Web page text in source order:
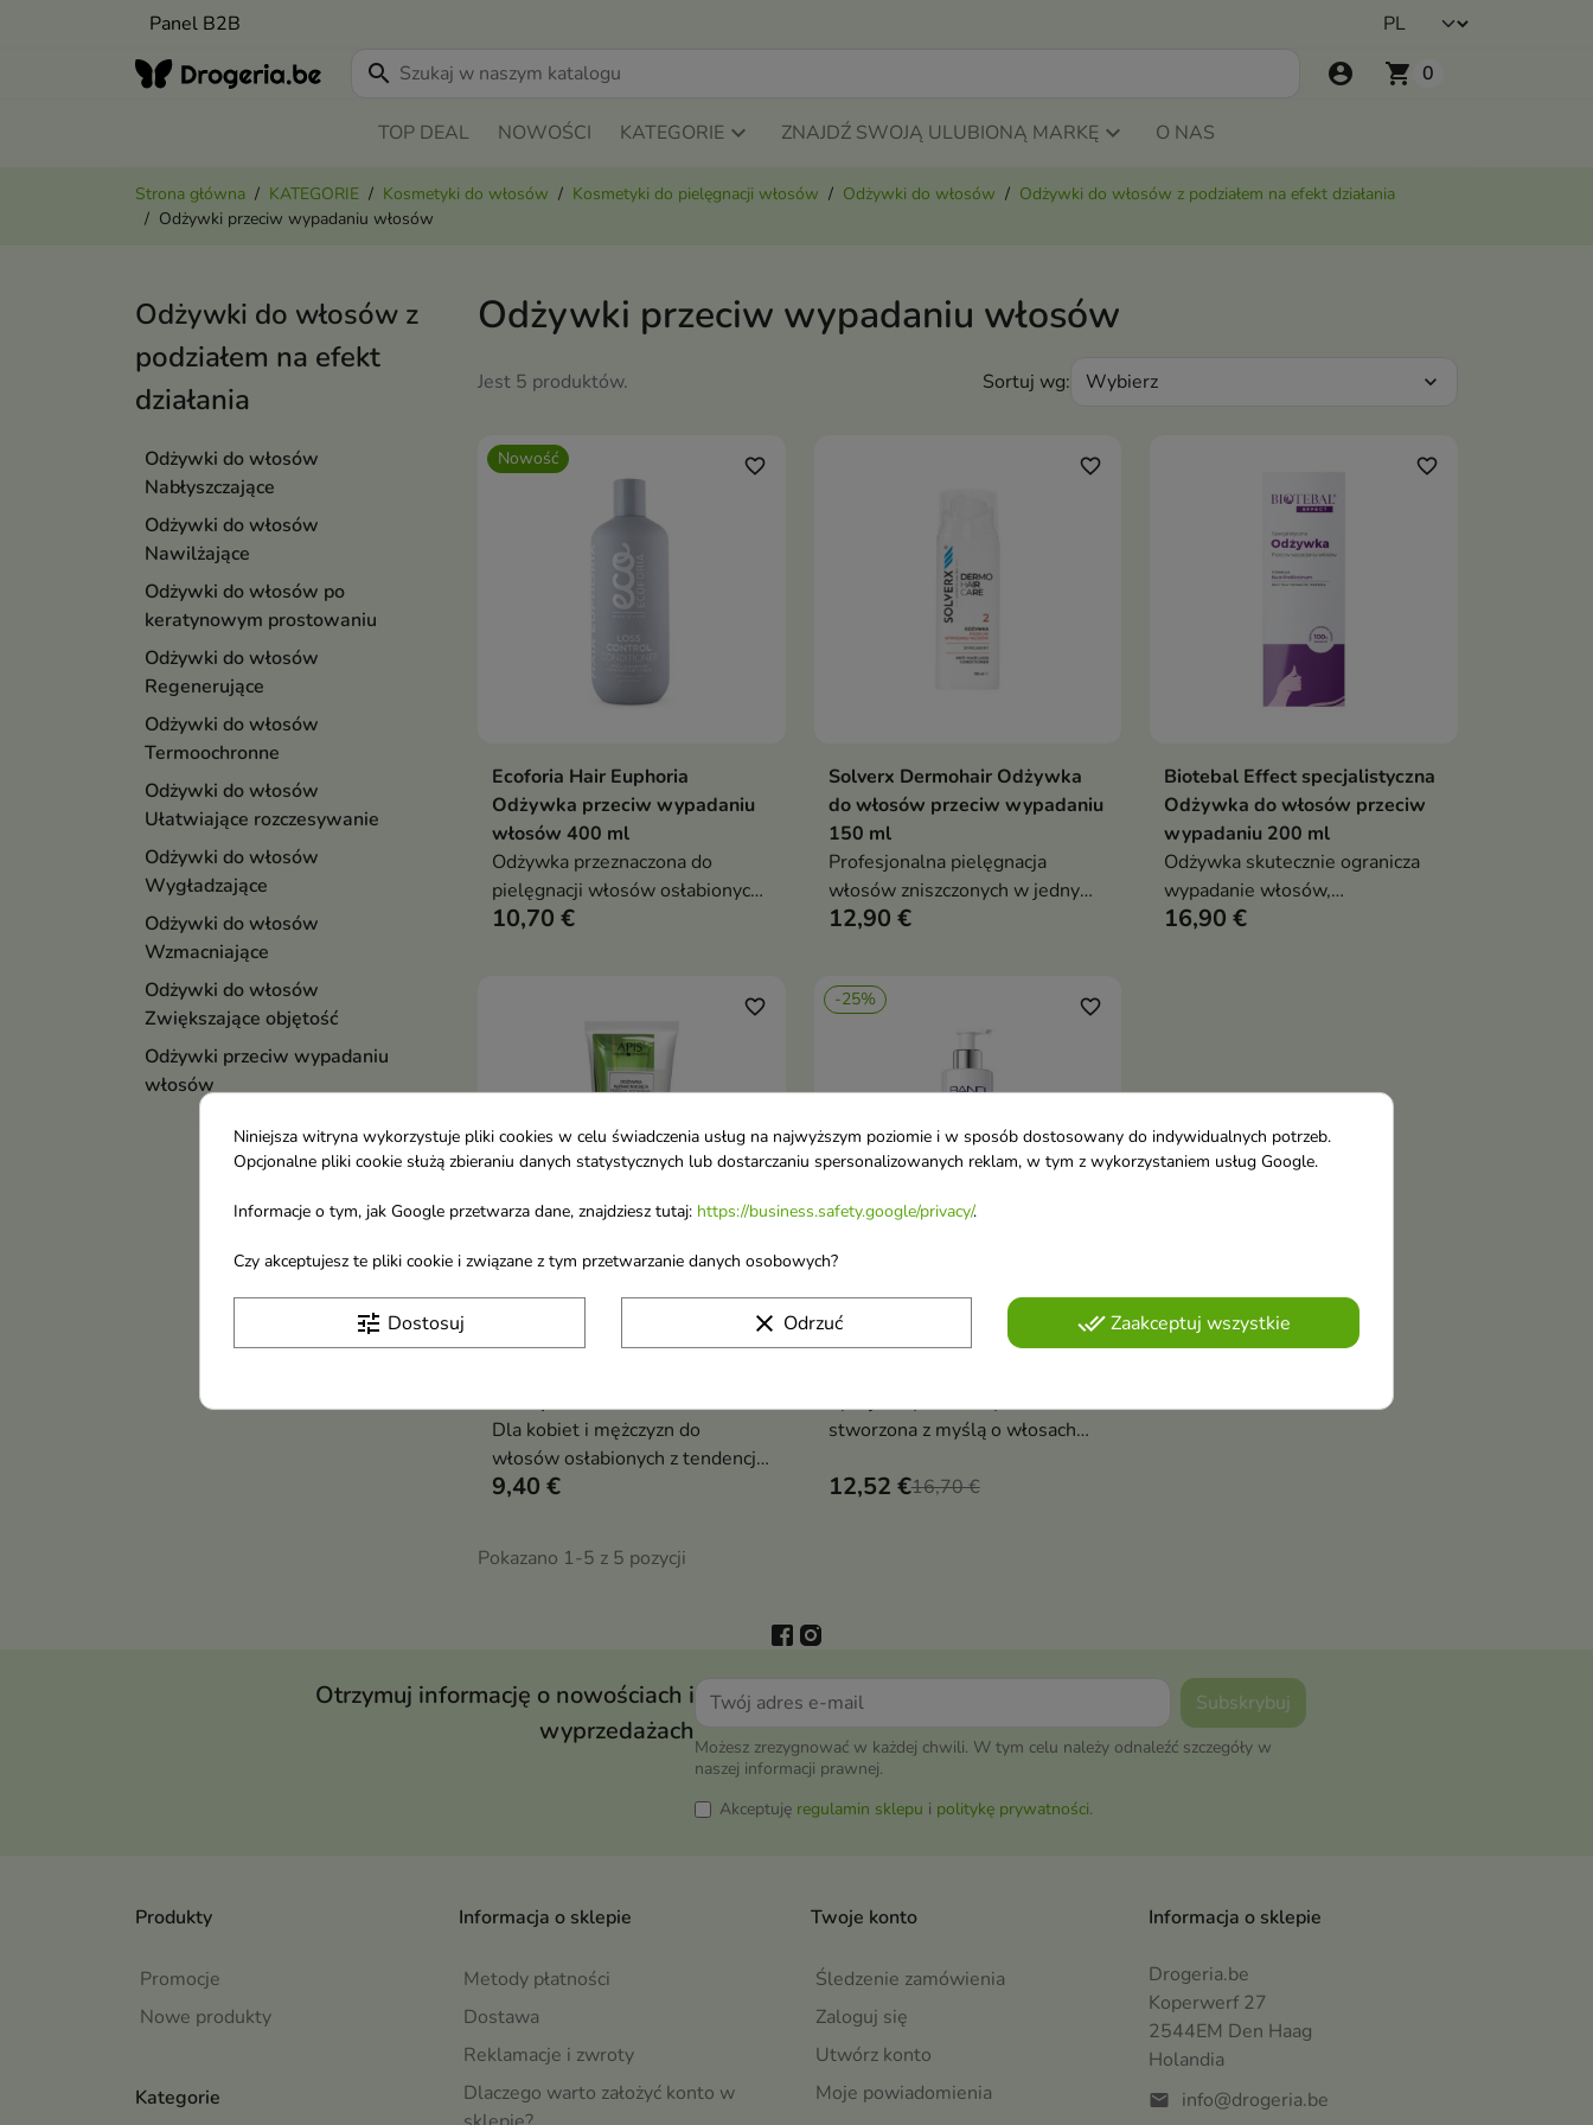
Panel B2B
search account_circle shopping_cart 0
TOP DEAL NOWOŚCI KATEGORIE ZNAJDŹ SWOJĄ ULUBIONĄ MARKĘ O NAS
Strona główna KATEGORIE Kosmetyki do włosów Kosmetyki do pielęgnacji włosów Odżywki do włosów
Odżywki do włosów z podziałem na efekt działania
Odżywki przeciw wypadaniu włosów
Odżywki do włosów z
podziałem na efekt
działania
Odżywki do włosów
Nabłyszczające
Odżywki do włosów
Nawilżające
Odżywki do włosów po
keratynowym prostowaniu
Odżywki do włosów
Regenerujące
Odżywki do włosów
Termoochronne
Odżywki do włosów
Ułatwiające rozczesywanie
Odżywki do włosów
Wygładzające
Odżywki do włosów
Wzmacniające
Odżywki do włosów
Zwiększające objętość
Odżywki przeciw wypadaniu
włosów
Odżywki przeciw wypadaniu włosów
Jest 5 produktów. Sortuj wg: Wybierz expand_more
Nowość
Dodaj do koszyka
favorite_border
Ecoforia Hair Euphoria
Odżywka przeciw wypadaniu
włosów 400 ml
Odżywka przeznaczona do
pielęgnacji włosów osłabionych i
skłonnych do wypadania.
10,70 €
 Dodaj do koszyka
favorite_border
Solverx Dermohair Odżywka
do włosów przeciw wypadaniu
150 ml
Profesjonalna pielęgnacja
włosów zniszczonych w jednym
kroku
12,90 €
Dodaj do koszyka
favorite_border
Biotebal Effect specjalistyczna
Odżywka do włosów przeciw
wypadaniu 200 ml
Odżywka skutecznie ogranicza
wypadanie włosów,
jednocześnie intensywnie je
16,90 €
favorite_border
Apis Natural Solution Odżywka
wzmacniająca przeciw
Dla kobiet i mężczyzn do
włosów osłabionych z tendencją
do wypadania
9,40 €
-25%
Dodaj do koszyka
favorite_border
Bandi Trichoesthetic Tricho-
odżywka przeciw wypadaniu
stworzona z myślą o włosach
skłonnych do nadmiernego
12,52 €16,70 €
Pokazano 1-5 z 5 pozycji
Otrzymuj informację o nowościach i
wyprzedażach
Możesz zrezygnować w każdej chwili. W tym celu należy odnaleźć szczegóły w
naszej informacji prawnej.
Akceptuję regulamin sklepu i politykę prywatności.
Produkty
Promocje
Nowe produkty
Informacja o sklepie
Metody płatności
Dostawa
Reklamacje i zwroty
Dlaczego warto założyć konto w
Kategorie
Twoje konto
Śledzenie zamówienia
Zaloguj się
Utwórz konto
Moje powiadomienia
Informacja o sklepie
Drogeria.be
Koperwerf 27
2544EM Den Haag
Holandia
mail info@drogeria.be
Niniejsza witryna wykorzystuje pliki cookies w celu świadczenia usług na najwyższym poziomie i w sposób dostosowany do indywidualnych potrzeb.
Opcjonalne pliki cookie służą zbieraniu danych statystycznych lub dostarczaniu spersonalizowanych reklam, w tym z wykorzystaniem usług Google.
Informacje o tym, jak Google przetwarza dane, znajdziesz tutaj: https://business.safety.google/privacy/.
Czy akceptujesz te pliki cookie i związane z tym przetwarzanie danych osobowych?
tune Dostosuj clear Odrzuć done_allZaakceptuj wszystkie